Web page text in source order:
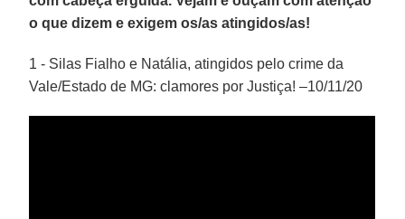
o que dizem e exigem os/as atingidos/as!
1 - Silas Fialho e Natália, atingidos pelo crime da
Vale/Estado de MG: clamores por Justiça! –10/11/20